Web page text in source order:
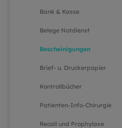
Bank & Kasse
Belege Notdienst
Bescheinigungen
Brief- u. Druckerpapier
Kontrollbücher
Patienten-Info-Chirurgie
Recall und Prophylaxe